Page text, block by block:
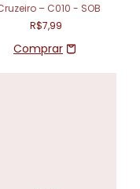
– C010 - SOB
R$7,99